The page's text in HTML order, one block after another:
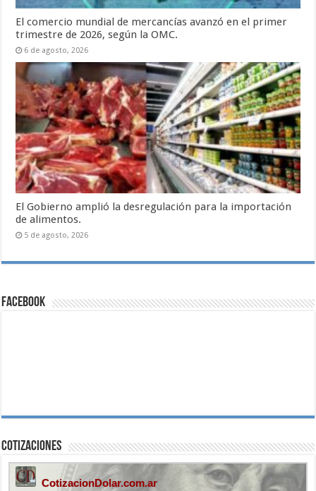
El comercio mundial de mercancías avanzó en el primer
trimestre de 2026, según la OMC.
6 de agosto, 2026
El Gobierno amplió la desregulación para la importación
de alimentos.
5 de agosto, 2026
Facebook
Cotizaciones